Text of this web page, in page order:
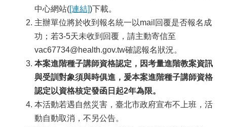
中心網站([連結])下載。
主辦單位將於收到報名統一以mail回覆是否報名成
功；若3-5天未收到回覆，請主動寄信至
vac67734@health.gov.tw確認報名狀況。
本案進階種子講師資格認定，因考量進階教案資訊
與受訓對象須與時俱進，爰本案進階種子講師資格
認定以資格核定發函日起2年為限。
本活動若遇自然災害，臺北市政府宣布不上班，活
動自動取消，不另公告。